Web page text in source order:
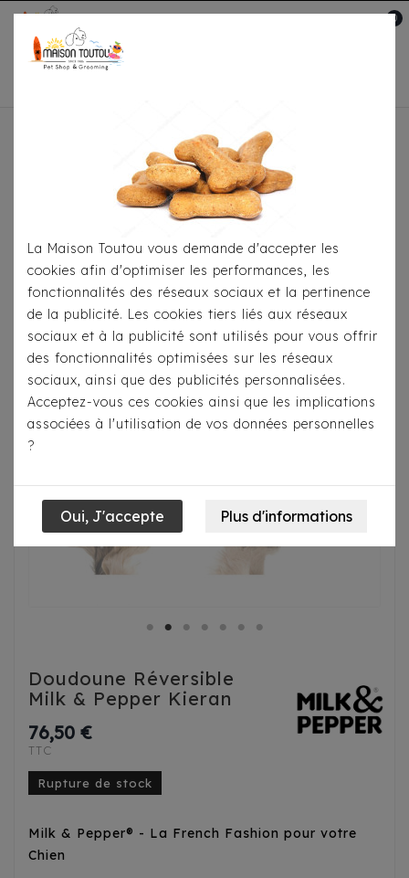
0
Accueil
Pour
Manteaux
Doudoune Réversible Milk
& Pepper Kieran
Doudoune Réversible
Milk & Pepper Kieran
76,50 €
TTC
Rupture de stock
Milk & Pepper® - La French Fashion pour votre
Chien
La Maison Toutou vous demande d'accepter les
cookies afin d'optimiser les performances, les
fonctionnalités des réseaux sociaux et la pertinence
de la publicité. Les cookies tiers liés aux réseaux
sociaux et à la publicité sont utilisés pour vous offrir
des fonctionnalités optimisées sur les réseaux
sociaux, ainsi que des publicités personnalisées.
Acceptez-vous ces cookies ainsi que les implications
associées à l'utilisation de vos données personnelles
?